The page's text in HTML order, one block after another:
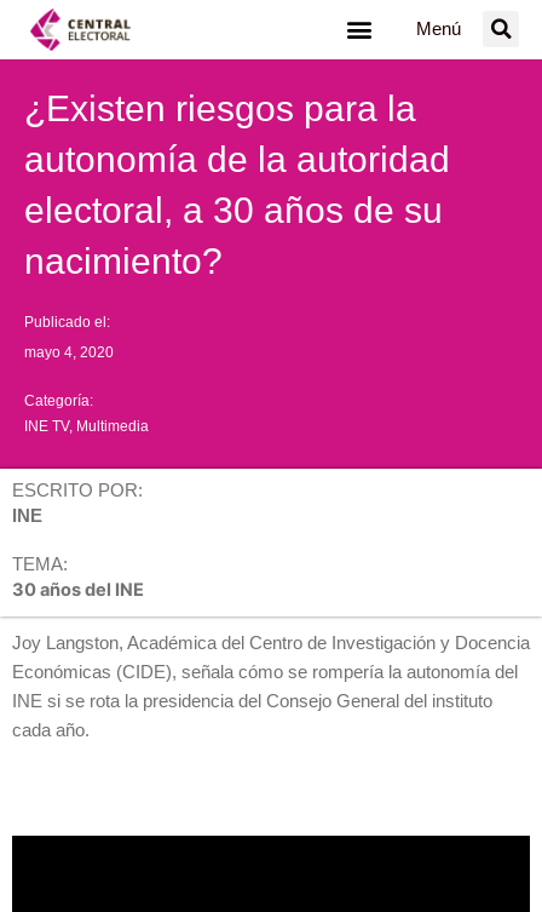
Menú
¿Existen riesgos para la
autonomía de la autoridad
electoral, a 30 años de su
nacimiento?
Publicado el:
mayo 4, 2020
Categoría:
INE TV, Multimedia
ESCRITO POR:
INE
TEMA:
30 años del INE
Joy Langston, Académica del Centro de Investigación y Docencia
Económicas (CIDE), señala cómo se rompería la autonomía del
INE si se rota la presidencia del Consejo General del instituto
cada año.